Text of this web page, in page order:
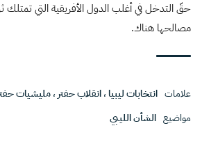
حقّ التدخل في أغلب الدول الأفريقية التي تمتلك
مصالحها هناك.
علامات انتخابات ليبيا،انقلاب حفتر،مليشيات
مواضيع الشأن الليبي